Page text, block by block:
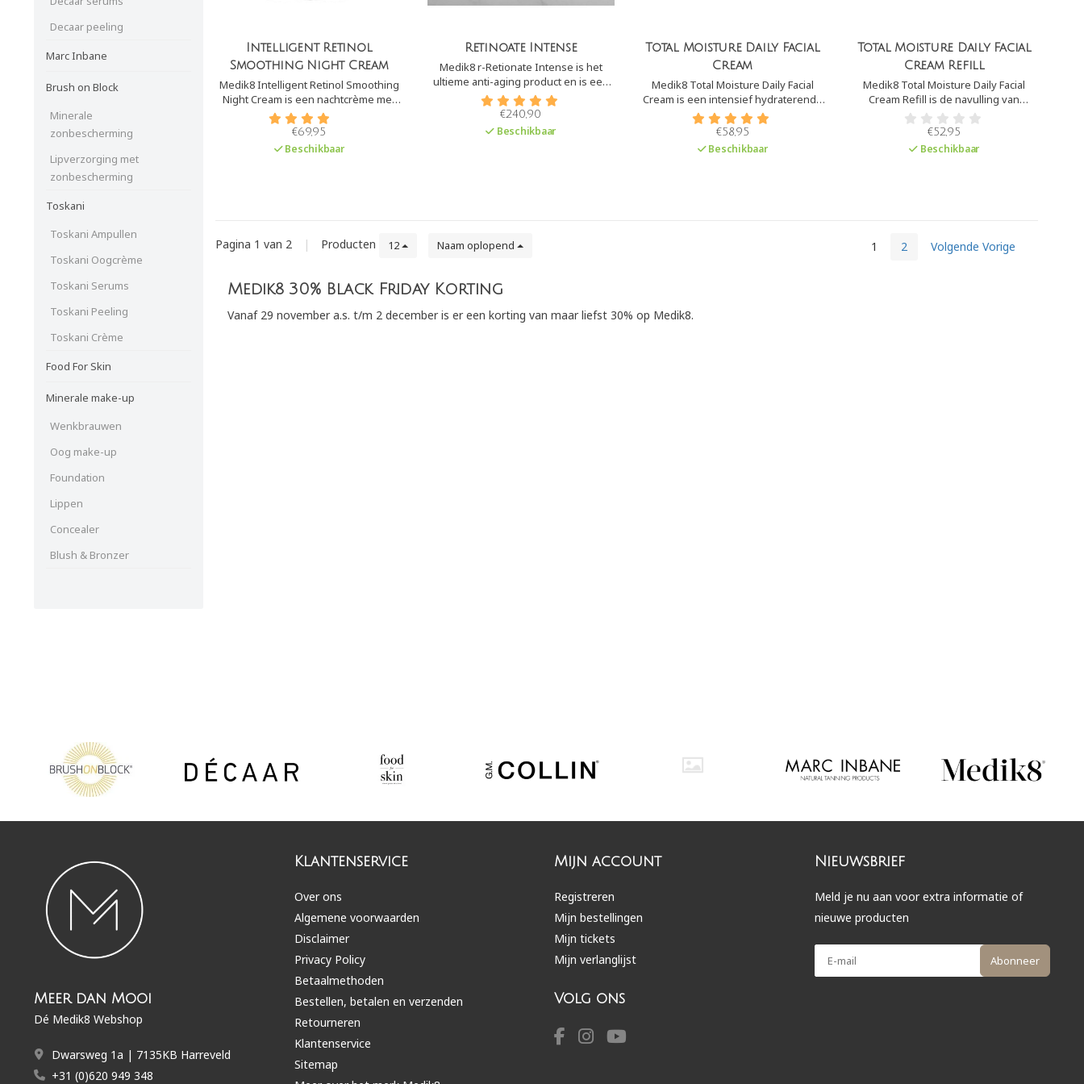
Decaar peeling
Marc Inbane
Brush on Block
Minerale
zonbescherming
Lipverzorging met
zonbescherming
Toskani
Toskani Ampullen
Toskani Oogcrème
Toskani Serums
Toskani Peeling
Toskani Crème
Food For Skin
Minerale make-up
Wenkbrauwen
Oog make-up
Foundation
Lippen
Concealer
Blush & Bronzer
Intelligent Retinol
Smoothing Night Cream
Medik8 Intelligent Retinol Smoothing
Night Cream is een nachtcrème met
retinol (0,2%) en hyaluronzuur. Deze
crème is geschikt voor het
verminderen van de eerste tekenen
van veroudering
€69,95
Beschikbaar
Retinoate Intense
Medik8 r-Retionate Intense is het
ultieme anti-aging product en is een
alles-in-één nachtformule. Het is een
revolutionair vitamine A product door
de combinatie met Retinyl-retinoaat
en Retinaldehyde.
€240,90
Beschikbaar
Total Moisture Daily Facial
Cream
Medik8 Total Moisture Daily Facial
Cream is een intensief hydraterende
huidlagen diep, om de huid te voeden
en te beschermen.
€58,95
Beschikbaar
Total Moisture Daily Facial
Cream Refill
Medik8 Total Moisture Daily Facial
Cream Refill is de navulling van
Medik8 Total Moisture Daily Facial
Cream. Dit is een intensief
hydraterende crème. De crème
hydrateert alle huidlagen diep, om de
€52,95
Beschikbaar
Pagina 1 van 2 | Producten 12 Naam oplopend 1 2 Volgende Vorige
Medik8 30% Black Friday Korting
Vanaf 29 november a.s. t/m 2 december is er een korting van maar liefst 30% op Medik8.
Meer dan Mooi
Dé Medik8 Webshop
Dwarsweg 1a | 7135KB Harreveld
+31 (0)620 949 348
Klantenservice
Over ons
Algemene voorwaarden
Disclaimer
Privacy Policy
Betaalmethoden
Bestellen, betalen en verzenden
Retourneren
Klantenservice
Sitemap
Mijn account
Registreren
Mijn bestellingen
Mijn tickets
Mijn verlanglijst
Volg ons
Nieuwsbrief
Meld je nu aan voor extra informatie of
nieuwe producten
Abonneer